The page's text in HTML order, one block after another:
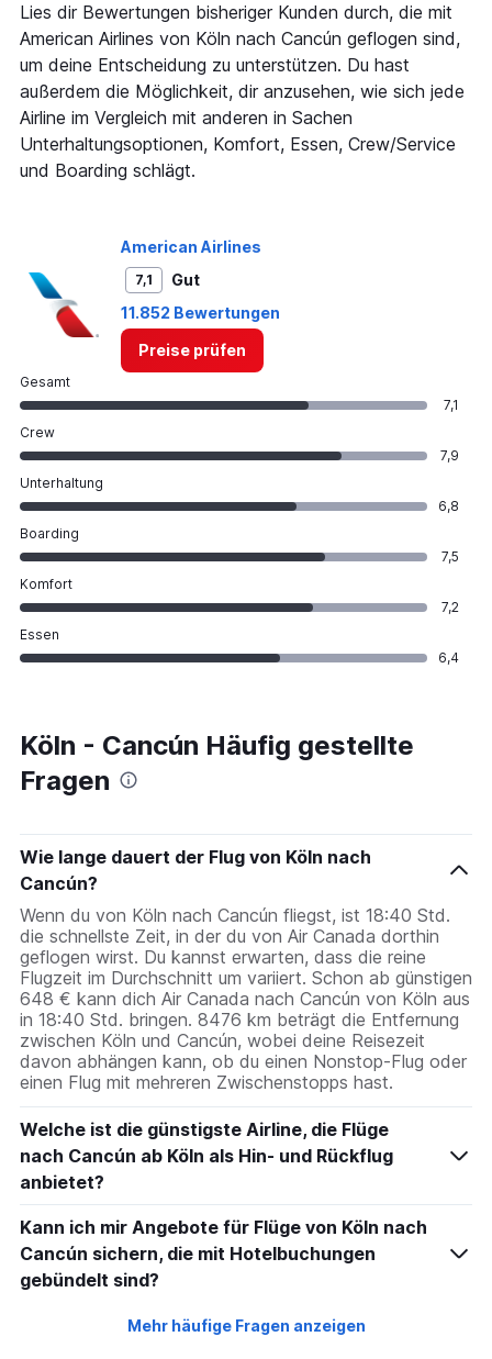
1
Y
axis
displaying
values.
Range:
0
to
450.
Lies dir Bewertungen bisheriger Kunden durch, die mit
American Airlines von Köln nach Cancún geflogen sind,
um deine Entscheidung zu unterstützen. Du hast
außerdem die Möglichkeit, dir anzusehen, wie sich jede
Airline im Vergleich mit anderen in Sachen
Unterhaltungsoptionen, Komfort, Essen, Crew/Service
und Boarding schlägt.
American Airlines
7,1
Gut
11.852 Bewertungen
Preise prüfen
Gesamt
7,1
Crew
7,9
Unterhaltung
6,8
Boarding
7,5
Komfort
7,2
Essen
6,4
Köln - Cancún Häufig gestellte
Fragen
Wie lange dauert der Flug von Köln nach
Cancún?
Wenn du von Köln nach Cancún fliegst, ist 18:40 Std.
die schnellste Zeit, in der du von Air Canada dorthin
geflogen wirst. Du kannst erwarten, dass die reine
Flugzeit im Durchschnitt um variiert. Schon ab günstigen
648 € kann dich Air Canada nach Cancún von Köln aus
in 18:40 Std. bringen. 8476 km beträgt die Entfernung
zwischen Köln und Cancún, wobei deine Reisezeit
davon abhängen kann, ob du einen Nonstop-Flug oder
einen Flug mit mehreren Zwischenstopps hast.
Welche ist die günstigste Airline, die Flüge
nach Cancún ab Köln als Hin- und Rückflug
anbietet?
Kann ich mir Angebote für Flüge von Köln nach
Cancún sichern, die mit Hotelbuchungen
gebündelt sind?
Mehr häufige Fragen anzeigen